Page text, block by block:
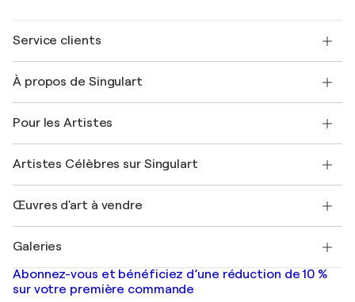
Service clients
Expédition
Offrir une carte cadeau
Rejoignez notre programme commercial
Mon compte
+33 1 76 44 06 42
À propos de Singulart
FAQ
Magazine Singulart
Emplois
Découvrez une sélection d'art original
Pour les Artistes
Se connecter en tant qu'Artiste
Artistes Célèbres sur Singulart
Marc Chagall
Banksy
Mr. Brainwash
Shepard Fairey
Œuvres d'art à vendre
Tableaux abstraits à vendre
Peintures de paysage
Estampes
Galeries
Galeries d'art en France
Galeries d'art en Belgique
Abonnez-vous et bénéficiez d’une réduction de 10 %
sur votre première commande